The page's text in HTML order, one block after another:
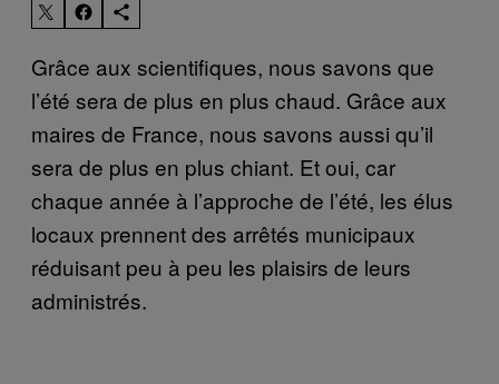
Grâce aux scientifiques, nous savons que
l’été sera de plus en plus chaud. Grâce aux
maires de France, nous savons aussi qu’il
sera de plus en plus chiant. Et oui, car
chaque année à l’approche de l’été, les élus
locaux prennent des arrêtés municipaux
réduisant peu à peu les plaisirs de leurs
administrés.